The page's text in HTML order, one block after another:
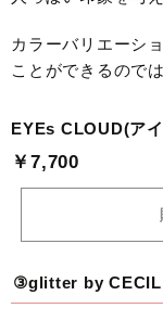
カラーバリエーシ
ことができるので
EYEs CLOUD(ア
￥7,700
③glitter by CECIL